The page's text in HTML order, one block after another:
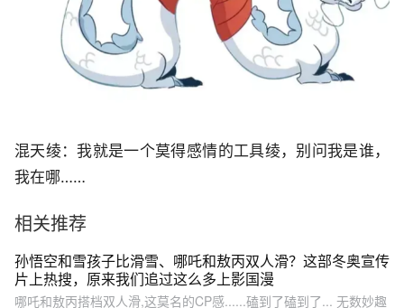
混天绫：我就是一个莫得感情的工具绫，别问我是谁，
我在哪……
相关推荐
孙悟空和雪孩子比滑雪、哪吒和敖丙双人滑？这部冬奥宣传
片上热搜，原来我们追过这么多上影国漫
哪吒和敖丙搭档双人滑,这莫名的CP感......磕到了磕到了... 无数妙趣